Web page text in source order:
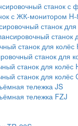
станок с
с ЖК-монитором
станок
станок
станок для колёс
станок для
станок для колёс
станок для колёс
тележка JS
тележка FZJ